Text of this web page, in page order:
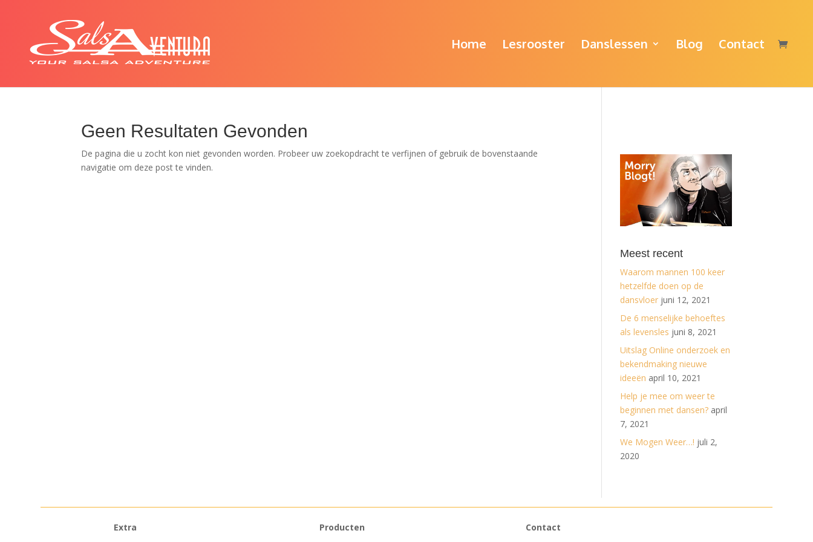
Home Lesrooster Danslessen Blog Contact
Geen Resultaten Gevonden
De pagina die u zocht kon niet gevonden worden. Probeer uw zoekopdracht te verfijnen of gebruik de bovenstaande
navigatie om deze post te vinden.
Meest recent
Waarom mannen 100 keer
hetzelfde doen op de
dansvloer juni 12, 2021
De 6 menselijke behoeftes
als levensles juni 8, 2021
Uitslag Online onderzoek en
bekendmaking nieuwe
ideeën april 10, 2021
Help je mee om weer te
beginnen met dansen? april
7, 2021
We Mogen Weer…! juli 2,
2020
Extra
Producten
Contact